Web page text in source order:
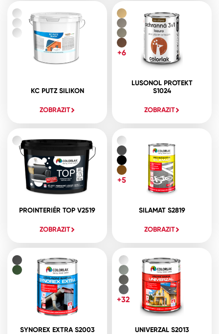
KC PUTZ SILIKON
ZOBRAZIT
LUSONOL PROTEKT
S1024
ZOBRAZIT
+6
PROINTERIÉR TOP V2519
ZOBRAZIT
SILAMAT S2819
ZOBRAZIT
+5
SYNOREX EXTRA S2003 UNIVERZAL S2013
+32